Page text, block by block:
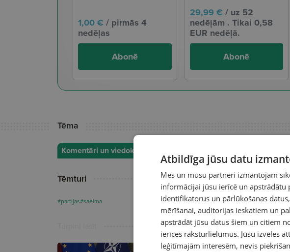
1,00 € / pirmās 4
nedēļas
Abonē
29,99 € / uz 52
nedēļām . Tikai 0,58
EUR nedēļā.
Abonē
Tēma
Komentāri un viedokļi
Tēmturi
#partijas#saeima
Atbildīga jūsu datu
Mēs un mūsu partneri izmantojam
informācijai jūsu ierīcē un apstrādātu
identifikatorus un pārlūkošanas
mērīšanai, auditorijas ieskatiem un
apstrādāt jūsu datus šiem un citiem
ierīces raksturlielumus. Jūsu izvēles
leģitīmajām interesēm, nevis